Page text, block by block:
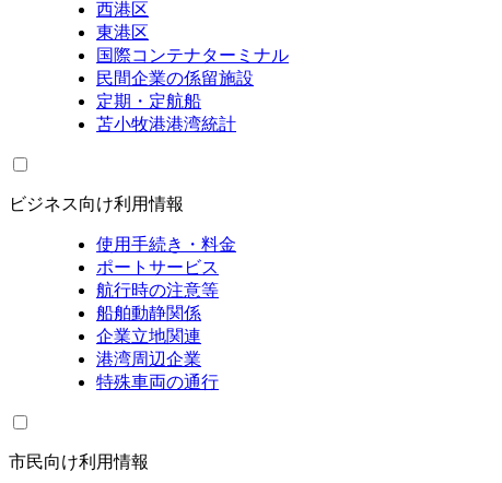
西港区
東港区
国際コンテナターミナル
民間企業の係留施設
定期・定航船
苫小牧港港湾統計
ビジネス向け利用情報
使用手続き・料金
ポートサービス
航行時の注意等
船舶動静関係
企業立地関連
港湾周辺企業
特殊車両の通行
市民向け利用情報